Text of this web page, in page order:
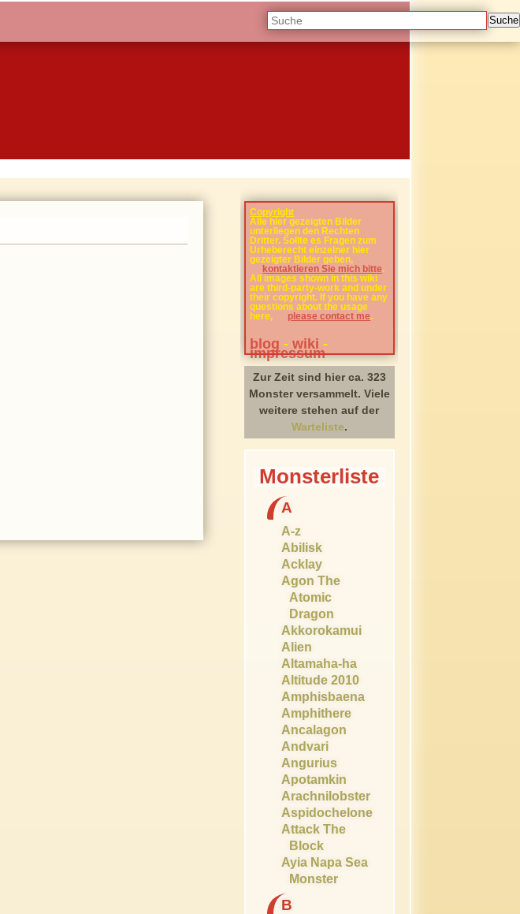
Suche
Copyright
Alle hier gezeigten Bilder
unterliegen den Rechten
Dritter. Sollte es Fragen zum
Urheberecht einzelner hier
gezeigter Bilder geben,
kontaktieren Sie mich bitte.
All images shown in this wiki
are third-party-work and under
their copyright. If you have any
questions about the usage
here,
please contact me.
blog -wiki -
impressum
Zur Zeit sind hier ca. 323
Monster versammelt. Viele
weitere stehen auf der
Warteliste.
Monsterliste
A
A-z
Abilisk
Acklay
Agon The
Atomic
Dragon
Akkorokamui
Alien
Altamaha-ha
Altitude 2010
Amphisbaena
Amphithere
Ancalagon
Andvari
Angurius
Apotamkin
Arachnilobster
Aspidochelone
Attack The
Block
Ayia Napa Sea
Monster
B